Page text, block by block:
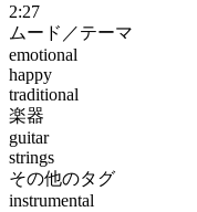
2:27
ムード／テーマ
emotional
happy
traditional
楽器
guitar
strings
その他のタグ
instrumental